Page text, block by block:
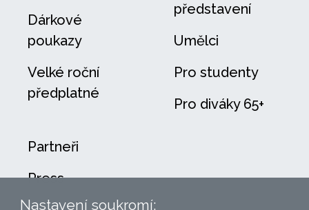
Dárkové
poukazy
Velké roční
předplatné
představení
Umělci
Pro studenty
Pro diváky 65+
Partneři
Press
Nastavení soukromí: